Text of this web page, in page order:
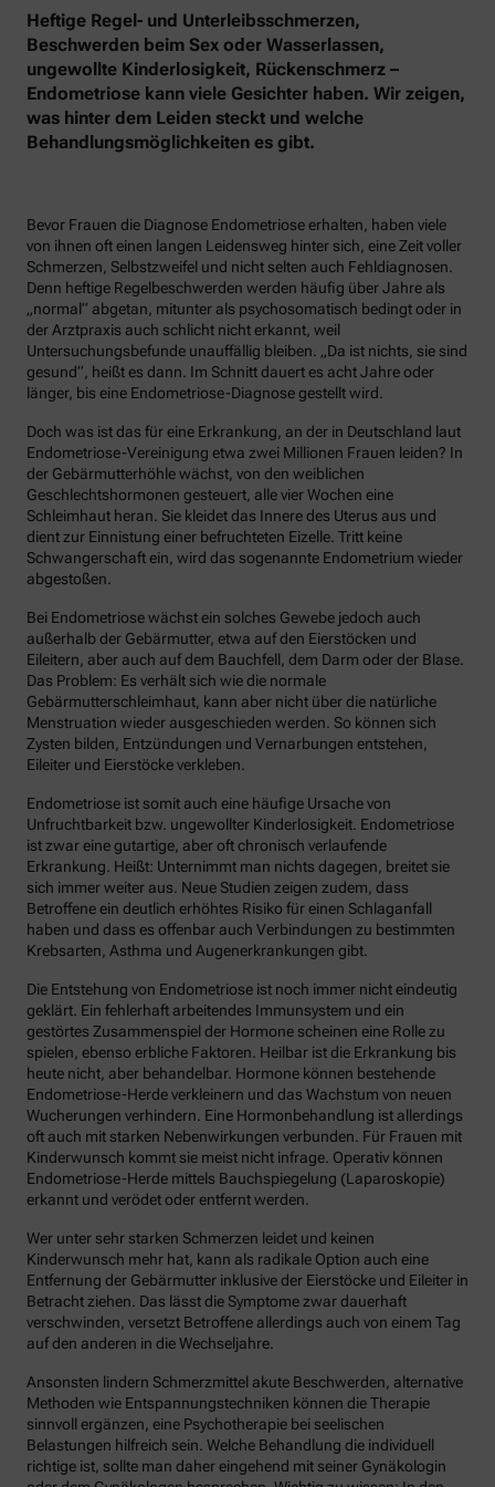
Heftige Regel- und Unterleibsschmerzen,
Beschwerden beim Sex oder Wasserlassen,
ungewollte Kinderlosigkeit, Rückenschmerz –
Endometriose kann viele Gesichter haben. Wir zeigen,
was hinter dem Leiden steckt und welche
Behandlungsmöglichkeiten es gibt.
Bevor Frauen die Diagnose Endometriose erhalten, haben viele
von ihnen oft einen langen Leidensweg hinter sich, eine Zeit voller
Schmerzen, Selbstzweifel und nicht selten auch Fehldiagnosen.
Denn heftige Regelbeschwerden werden häufig über Jahre als
„normal“ abgetan, mitunter als psychosomatisch bedingt oder in
der Arztpraxis auch schlicht nicht erkannt, weil
Untersuchungsbefunde unauffällig bleiben. „Da ist nichts, sie sind
gesund“, heißt es dann. Im Schnitt dauert es acht Jahre oder
länger, bis eine Endometriose-Diagnose gestellt wird.
Doch was ist das für eine Erkrankung, an der in Deutschland laut
Endometriose-Vereinigung etwa zwei Millionen Frauen leiden? In
der Gebärmutterhöhle wächst, von den weiblichen
Geschlechtshormonen gesteuert, alle vier Wochen eine
Schleimhaut heran. Sie kleidet das Innere des Uterus aus und
dient zur Einnistung einer befruchteten Eizelle. Tritt keine
Schwangerschaft ein, wird das sogenannte Endometrium wieder
abgestoßen.
Bei Endometriose wächst ein solches Gewebe jedoch auch
außerhalb der Gebärmutter, etwa auf den Eierstöcken und
Eileitern, aber auch auf dem Bauchfell, dem Darm oder der Blase.
Das Problem: Es verhält sich wie die normale
Gebärmutterschleimhaut, kann aber nicht über die natürliche
Menstruation wieder ausgeschieden werden. So können sich
Zysten bilden, Entzündungen und Vernarbungen entstehen,
Eileiter und Eierstöcke verkleben.
Endometriose ist somit auch eine häufige Ursache von
Unfruchtbarkeit bzw. ungewollter Kinderlosigkeit. Endometriose
ist zwar eine gutartige, aber oft chronisch verlaufende
Erkrankung. Heißt: Unternimmt man nichts dagegen, breitet sie
sich immer weiter aus. Neue Studien zeigen zudem, dass
Betroffene ein deutlich erhöhtes Risiko für einen Schlaganfall
haben und dass es offenbar auch Verbindungen zu bestimmten
Krebsarten, Asthma und Augenerkrankungen gibt.
Die Entstehung von Endometriose ist noch immer nicht eindeutig
geklärt. Ein fehlerhaft arbeitendes Immunsystem und ein
gestörtes Zusammenspiel der Hormone scheinen eine Rolle zu
spielen, ebenso erbliche Faktoren. Heilbar ist die Erkrankung bis
heute nicht, aber behandelbar. Hormone können bestehende
Endometriose-Herde verkleinern und das Wachstum von neuen
Wucherungen verhindern. Eine Hormonbehandlung ist allerdings
oft auch mit starken Nebenwirkungen verbunden. Für Frauen mit
Kinderwunsch kommt sie meist nicht infrage. Operativ können
Endometriose-Herde mittels Bauchspiegelung (Laparoskopie)
erkannt und verödet oder entfernt werden.
Wer unter sehr starken Schmerzen leidet und keinen
Kinderwunsch mehr hat, kann als radikale Option auch eine
Entfernung der Gebärmutter inklusive der Eierstöcke und Eileiter in
Betracht ziehen. Das lässt die Symptome zwar dauerhaft
verschwinden, versetzt Betroffene allerdings auch von einem Tag
auf den anderen in die Wechseljahre.
Ansonsten lindern Schmerzmittel akute Beschwerden, alternative
Methoden wie Entspannungstechniken können die Therapie
sinnvoll ergänzen, eine Psychotherapie bei seelischen
Belastungen hilfreich sein. Welche Behandlung die individuell
richtige ist, sollte man daher eingehend mit seiner Gynäkologin